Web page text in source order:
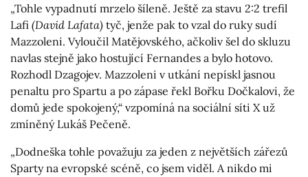
„Tohle vypadnutí mrzelo šíleně. Ještě za stavu 2:2 trefil
Lafi (David Lafata) tyč, jenže pak to vzal do ruky sudí
Mazzoleni. Vyloučil Matějovského, ačkoliv šel do skluzu
navlas stejně jako hostující Fernandes a bylo hotovo.
Rozhodl Dzagojev. Mazzoleni v utkání nepískl jasnou
penaltu pro Spartu a po zápase řekl Bořku Dočkalovi, že
domů jede spokojený,“ vzpomíná na sociální síti X už
zmíněný Lukáš Pečeně.
„Dodneška tohle považuju za jeden z největších zářezů
Sparty na evropské scéně, co jsem viděl. A nikdo mi